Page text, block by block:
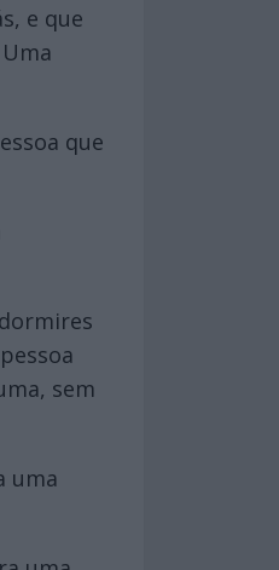
e que
que
sem
uma